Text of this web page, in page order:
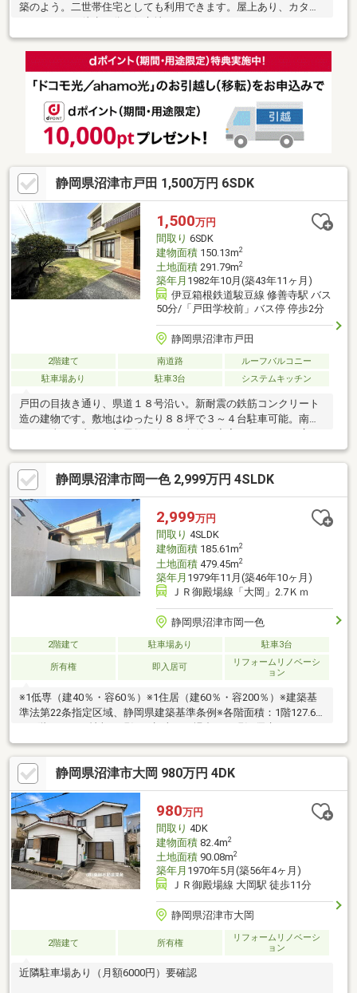
築のよう。二世帯住宅としても利用できます。屋上あり、カタク
静岡県沼津市戸田 1,500万円 6SDK
1,500万円
間取り 6SDK
建物面積150.13m2
土地面積291.79m2
築年月 1982年10月(築43年11ヶ月)
伊豆箱根鉄道駿豆線 修善寺駅 バス
50分/「戸田学校前」バス停 停歩2分
静岡県沼津市戸田
2階建て 南道路
ルーフバルコニー
駐車場あり
駐車3台 システムキッチン
戸田の目抜き通り、県道１８号沿い。新耐震の鉄筋コンクリート
造の建物です。敷地はゆったり８８坪で３～４台駐車可能。南向
としたルーフバルコニーも便利で快適。２０２２年に給湯器を２
０２４年にキッチン・浴室水栓を交換しており、手を入れなくて
も居住可能です。静かな環境の中でゆったりと過ごせる物件です
ので、ぜひご体感ください。
静岡県沼津市岡一色 2,999万円 4SLDK
2,999万円
間取り 4SLDK
建物面積185.61m2
土地面積479.45m2
築年月 1979年11月(築46年10ヶ月)
ＪＲ御殿場線「大岡」2.7Ｋｍ
静岡県沼津市岡一色
2階建て 駐車場あり 駐車3台
所有権 即入居可
リフォームリノベーシ
ョン
※1低専（建40％・容60％）※1住居（建60％・容200％）※建築基
準法第22条指定区域、静岡県建築基準条例※各階面積：1階127.65
す。※司法書士・個別プロパン供給会社は売主の指定になりま
す。プロパンガスの消費に係る配管設備、ガス器具等は、本土地
建物の販売価格には含まれておりません。※通学の区域に関して
は自治体や教育委員会等にご確認ください。
静岡県沼津市大岡 980万円 4DK
980万円
間取り 4DK
建物面積82.4m2
土地面積90.08m2
築年月 1970年5月(築56年4ヶ月)
ＪＲ御殿場線 大岡駅 徒歩11分
静岡県沼津市大岡
2階建て 所有権
リフォームリノベーシ
ョン
近隣駐車場あり（月額6000円）要確認